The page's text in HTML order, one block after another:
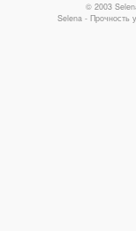
© 2003
Selena - Прочность